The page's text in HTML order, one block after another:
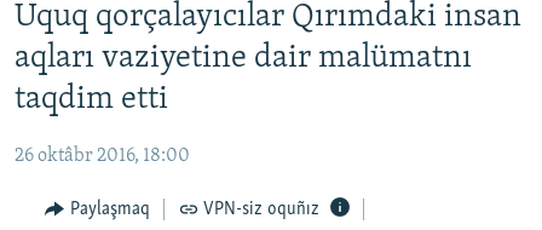
qaytmaq
Baş
navigatsiyağa
qaytmaq
Qıdıruvğa
SİYASET
İQTİSADİYAT
MEDENİYET
İNSAN AQLARI
Uquq qorçalayıcılar Qırımdaki insan
aqları vaziyetine dair malümatnı
taqdim etti
26 oktâbr 2016, 18:00
Paylaşmaq VPN-siz oquñız